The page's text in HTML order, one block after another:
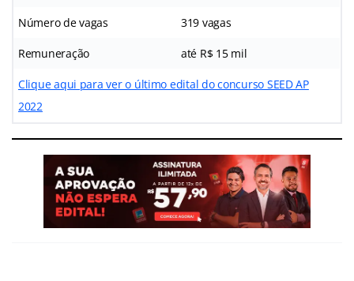
Número de vagas 319 vagas
Remuneração até R$ 15 mil
Clique aqui para ver o último edital do concurso SEED AP
2022